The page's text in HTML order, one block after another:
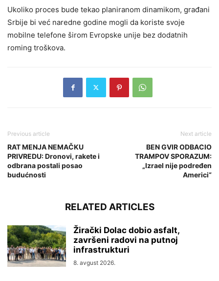
Ukoliko proces bude tekao planiranom dinamikom, građani
Srbije bi već naredne godine mogli da koriste svoje
mobilne telefone širom Evropske unije bez dodatnih
roming troškova.
Previous article
RAT MENJA NEMAČKU
PRIVREDU: Dronovi, rakete i
odbrana postali posao
budućnosti
Next article
BEN GVIR ODBACIO
TRAMPOV SPORAZUM:
„Izrael nije podređen
Americi“
RELATED ARTICLES
Žirački Dolac dobio asfalt,
završeni radovi na putnoj
infrastrukturi
8. avgust 2026.